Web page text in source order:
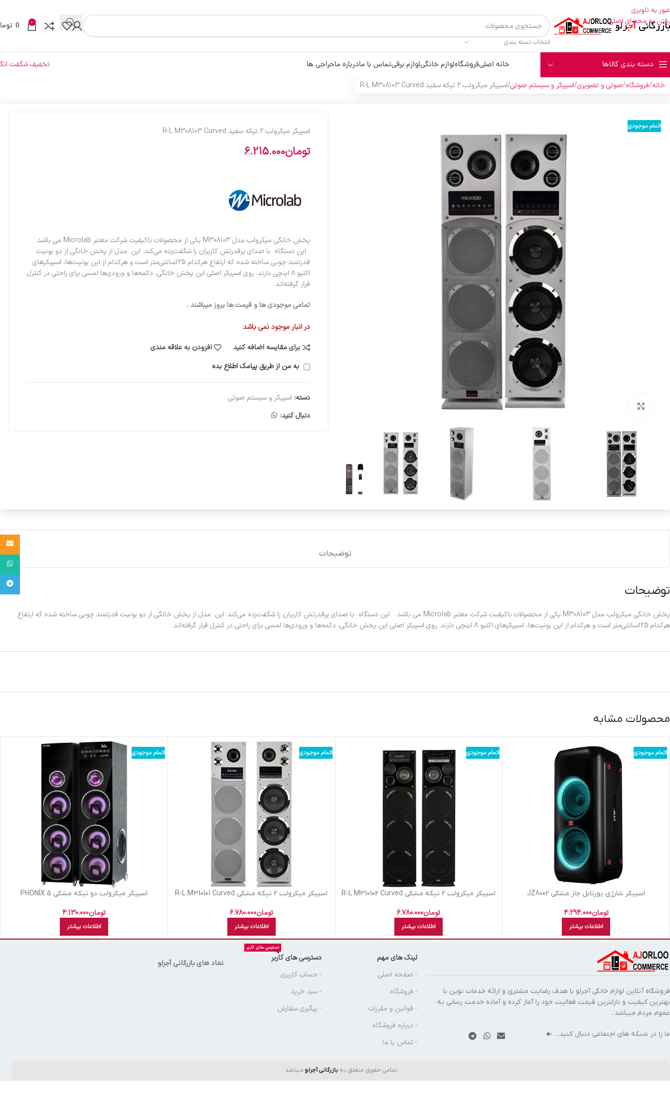
عبور به ناوبری
رفتن به محتوای اصلی
انتخاب دسته بندی
0
0
دسته بندی کالاها خانه اصلیفروشگاهلوازم خانگیلوازم برقیتماس با مادرباره ماحراجی ها
تخفیف شگفت
خانه فروشگاه صوتی و تصویری اسپیکر و سیستم صوتی اسپيکر ميکرولب 2 تيکه سفيد R-L M308103 Curved
اتمام موجودی اسپيکر ميکرولب 2 تيکه سفيد R-L M308103 Curved
تومان6.215.000
پخش خانگی میکرولب مدل M308103 یکی از محصولات باکیفیت شرکت معتبر Microlab می باشد.
این دستگاه با صدای پرقدرتش کاربران را شگفت‌زده می‌کند. این مدل از پخش خانگی از دو یونیت
قدرتمند چوبی ساخته شده که ارتفاع هرکدام 125سانتی‌متر است و هرکدام از این یونیت‌ها، اسپیکرهای
اکتیو 8 اینچی دارند. روی اسپیکر اصلی این پخش خانگی، دکمه‌ها و ورودی‌ها لمسی برای راحتی در کنترل
قرار گرفته‌اند.
تمامی موجودی ها و قیمت ها بروز میباشند .
در انبار موجود نمی باشد
برای مقایسه اضافه کنید
افزودن به علاقه مندی
به من از طریق پیامک اطلاع بده
دسته: اسپیکر و سیستم صوتی
دنبال کنید:
توضیحات
توضیحات
پخش خانگی میکرولب مدل M308103 یکی از محصولات باکیفیت شرکت معتبر Microlab می باشد. این دستگاه با صدای پرقدرتش کاربران را شگفت‌زده می‌کند. این مدل از پخش خانگی از دو یونیت قدرتمند چوبی ساخته شده که ارتفاع
هرکدام 125سانتی‌متر است و هرکدام از این یونیت‌ها، اسپیکرهای اکتیو 8 اینچی دارند. روی اسپیکر اصلی این پخش خانگی، دکمه‌ها و ورودی‌ها لمسی برای راحتی در کنترل قرار گرفته‌اند.
محصولات مشابه
اتمام موجودی
اسپيکر شارژي پورتابل جاز مشکي JZ8002
تومان4.294.000
اطلاعات بیشتر
اتمام موجودی
اسپيکر ميکرولب 2 تيکه مشکي R-L M310102 Curved
تومان6.780.000
اطلاعات بیشتر
اتمام موجودی
اسپيکر ميکرولب 2 تيکه مشکي R-L M310101 Curved
تومان6.780.000
اطلاعات بیشتر
اتمام موجودی
اسپيکر میکرولب دو تيکه مشکي PHONIX 5
تومان4.130.000
اطلاعات بیشتر
فروشگاه آنلاین لوازم خانگی آجرلو با هدف رضایت مشتری و ارائه خدمات نوین با
بهترین کیفیت و نازلترین قیمت فعالیت خود را آغاز کرده و آماده خدمت رسانی به
عموم مردم میباشد .
ما را در شبکه های اجتماعی دنبال کنید…
لینک های مهم
- صفحه اصلی
- فروشگاه
- قوانین و مقررات
- درباره فروشگاه
- تماس با ما
دسترسی های کاربر
دسترسی های کاربر
- حساب کاربری
- سبد خرید
- پیگیری سفارش
نماد های بازرگانی آجرلو
تمامی حقوق متعلق بهبازرگانی آجرلو میباشد
Email
واتساپ
تلگرام